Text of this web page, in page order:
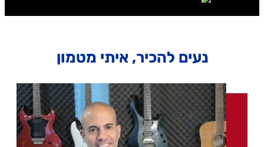
נעים להכיר, איתי מטמון